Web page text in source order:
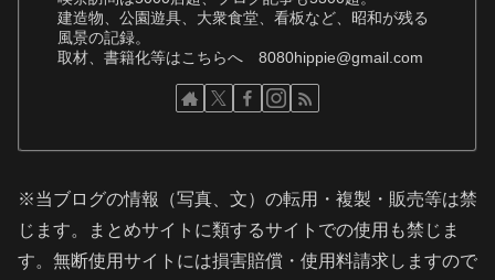
建造物、公園遊具、大衆食堂、看板など、昭和が残る
風景の記録。
取材、書籍化等はこちらへ 8080hippie@gmail.com
※当ブログの情報（写真、文）の転用・複製・販売等は禁
じます。まとめサイトに類するサイトでの使用も禁じま
す。無断使用サイトには損害賠償・使用料請求しますので